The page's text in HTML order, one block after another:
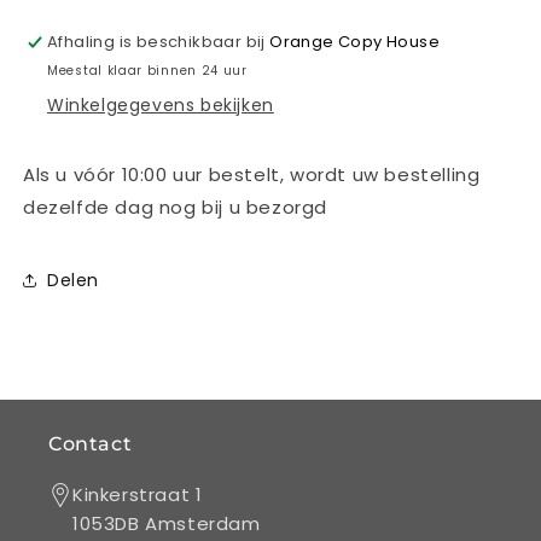
cm
enkelzijdig
full
colour
full
colour
Afhaling is beschikbaar bijOrange Copy House
Meestal klaar binnen 24 uur
Winkelgegevens bekijken
Als u vóór 10:00 uur bestelt, wordt uw bestelling
dezelfde dag nog bij u bezorgd
Delen
Contact
Kinkerstraat 1
1053DB Amsterdam